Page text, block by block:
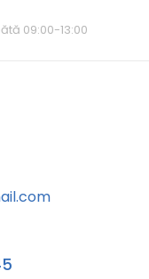
09:00-13:00